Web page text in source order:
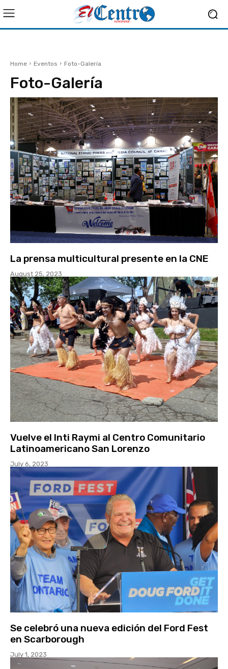
Home Eventos Foto-Galería
Foto-Galería
La prensa multicultural presente en la CNE
August 25, 2023
Vuelve el Inti Raymi al Centro Comunitario
Latinoamericano San Lorenzo
July 6, 2023
Se celebró una nueva edición del Ford Fest
en Scarborough
July 1, 2023